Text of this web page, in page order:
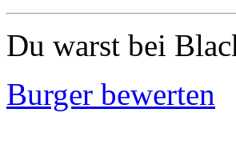
Du warst bei
Burger bewerten